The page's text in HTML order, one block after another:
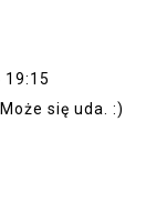
19:15
się uda. :)